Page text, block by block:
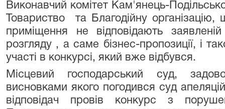
Виконавчий комітет Кам'янець-
Товариство та Благодійну організацію,
приміщення не відповідають
розгляду , а саме бізнес-пропозиції, і
участі в конкурсі, який вже відбувся.
Місцевий господарський суд,
висновками якого погодився суд
відповідач провів конкурс з